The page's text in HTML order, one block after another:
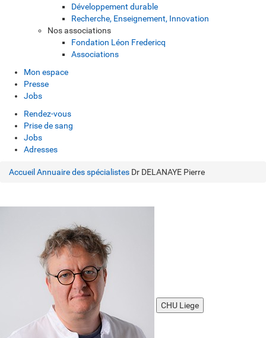
Développement durable
Recherche, Enseignement, Innovation
Nos associations
Fondation Léon Fredericq
Associations
Mon espace
Presse
Jobs
Rendez-vous
Prise de sang
Jobs
Adresses
Accueil Annuaire des spécialistes Dr DELANAYE Pierre
CHU Liege